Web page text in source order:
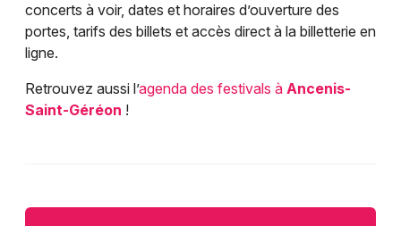
concerts à voir, dates et horaires d’ouverture des
portes, tarifs des billets et accès direct à la billetterie en
ligne.
Retrouvez aussi l’agenda des festivals à Ancenis-
Saint-Géréon !